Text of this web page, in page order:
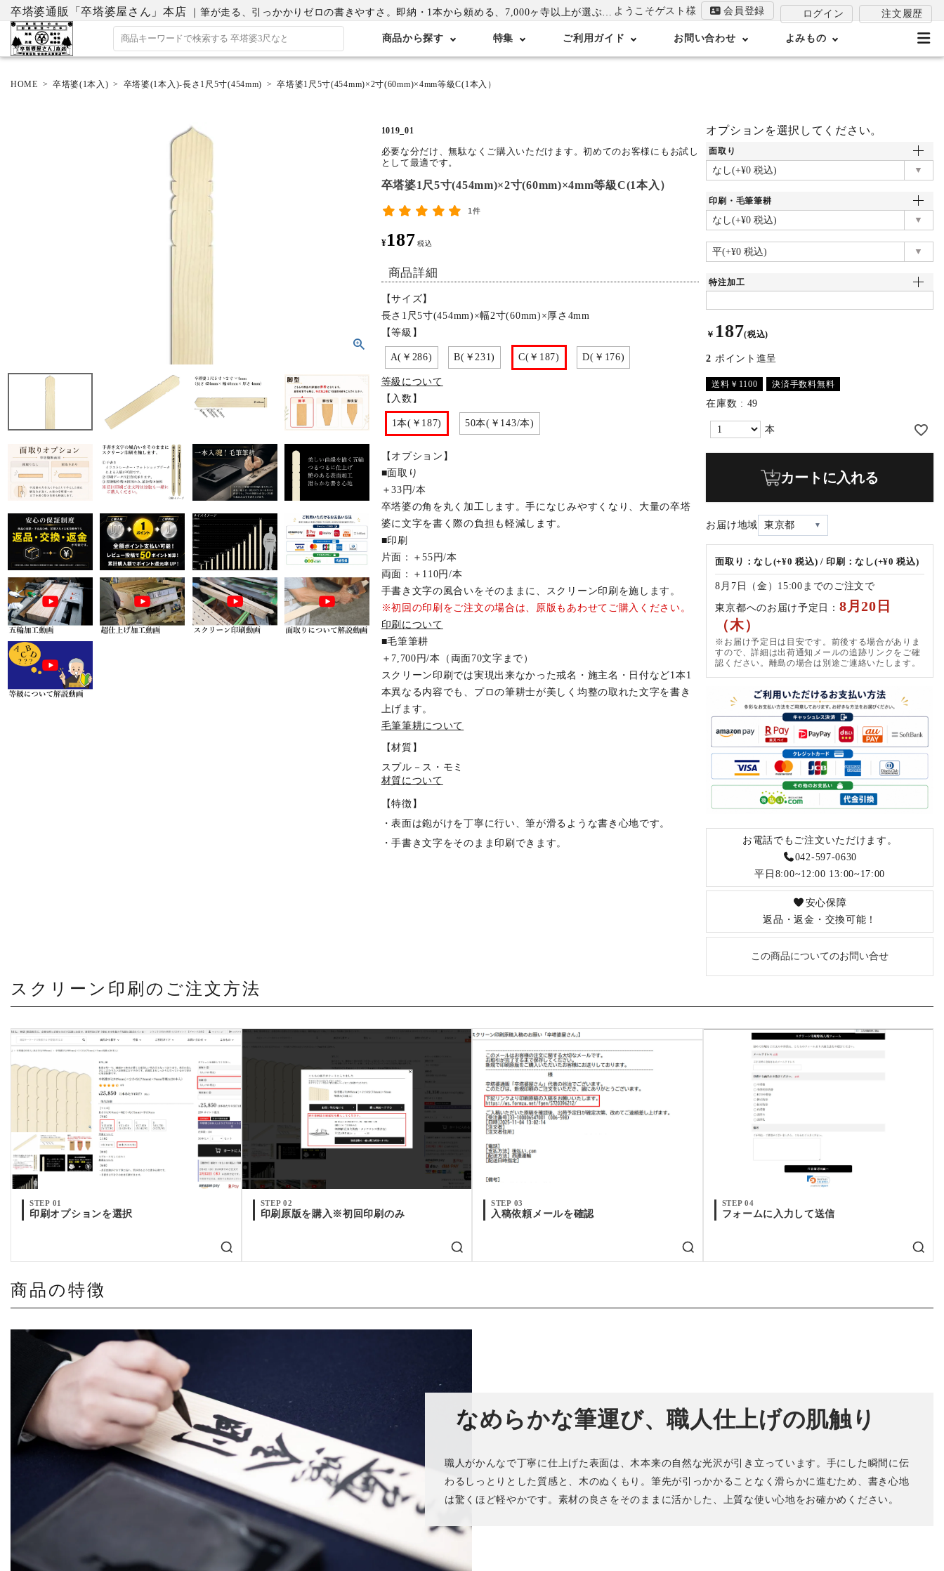
卒塔婆通販「卒塔婆屋さん」本店 ｜筆が走る、引っかかりゼロの書きやすさ。即納・1本から頼める、7,000ヶ寺以上が選ぶ卒塔婆専門店 ようこそゲスト様 会員登録 ログイン 注文履歴
商品から探す 特集 ご利用ガイド お問い合わせ よみもの
会員メニュー
ご利用ガイド
お問い合わせ
よみもの
ご購入履歴・再注文
プライバシーポリシー
特定商取引法について
お問い合わせ
HOME 卒塔婆(1本入) 卒塔婆(1本入)-長さ1尺5寸(454mm) 卒塔婆1尺5寸(454mm)×2寸(60mm)×4mm等級C(1本入）
1019_01
必要な分だけ、無駄なくご購入いただけます。初めてのお客様にもお試し
として最適です。
卒塔婆1尺5寸(454mm)×2寸(60mm)×4mm等級C(1本入）
1件
¥187 税込
商品詳細
【サイズ】
長さ1尺5寸(454mm)×幅2寸(60mm)×厚さ4mm
【等級】
A(￥286) B(￥231) C(￥187) D(￥176)
等級について
【入数】
1本(￥187) 50本(￥143/本)
【オプション】
■面取り
＋33円/本
卒塔婆の角を丸く加工します。手になじみやすくなり、大量の卒塔
婆に文字を書く際の負担も軽減します。
■印刷
片面：＋55円/本
両面：＋110円/本
手書き文字の風合いをそのままに、スクリーン印刷を施します。
※初回の印刷をご注文の場合は、原版もあわせてご購入ください。
印刷について
■毛筆筆耕
＋7,700円/本（両面70文字まで）
スクリーン印刷では実現出来なかった戒名・施主名・日付など1本1
本異なる内容でも、プロの筆耕士が美しく均整の取れた文字を書き
上げます。
毛筆筆耕について
【材質】
スプル－ス・モミ
材質について
【特徴】
・表面は鉋がけを丁寧に行い、筆が滑るような書き心地です。
・手書き文字をそのまま印刷できます。
オプションを選択してください。
面取り
印刷・毛筆筆耕
特注加工
￥ 187(税込)
2 ポイント進呈
送料￥1100 決済手数料無料
在庫数 49
カートに入れる
お届け地域 東京都
面取り：なし(+¥0 税込) / 印刷：なし(+¥0 税込)
8月7日（金）15:00までのご注文で
東京都へのお届け予定日： 8月20日
（木）
※お届け予定日は目安です。前後する場合がありま
すので、詳細は出荷通知メールの追跡リンクをご確
認ください。離島の場合は別途ご連絡いたします。
お電話でもご注文いただけます。
042-597-0630
平日8:00~12:00 13:00~17:00
安心保障
返品・返金・交換可能！
この商品についてのお問い合せ
スクリーン印刷のご注文方法
STEP 01
印刷オプションを選択
STEP 02
印刷原版を購入※初回印刷のみ
STEP 03
入稿依頼メールを確認
STEP 04
フォームに入力して送信
商品の特徴
なめらかな筆運び、職人仕上げの肌触り
職人がかんなで丁寧に仕上げた表面は、木本来の自然な光沢が引き立っています。手にした瞬間に伝
わるしっとりとした質感と、木のぬくもり。筆先が引っかかることなく滑らかに進むため、書き心地
は驚くほど軽やかです。素材の良さをそのままに活かした、上質な使い心地をお確かめください。